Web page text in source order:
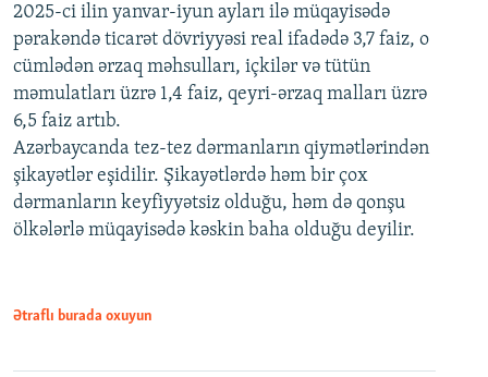
2025-ci ilin yanvar-iyun ayları ilə müqayisədə
pərakəndə ticarət dövriyyəsi real ifadədə 3,7 faiz, o
cümlədən ərzaq məhsulları, içkilər və tütün
məmulatları üzrə 1,4 faiz, qeyri-ərzaq malları üzrə
6,5 faiz artıb.
Azərbaycanda tez-tez dərmanların qiymətlərindən
şikayətlər eşidilir. Şikayətlərdə həm bir çox
dərmanların keyfiyyətsiz olduğu, həm də qonşu
ölkələrlə müqayisədə kəskin baha olduğu deyilir.
Ətraflı burada oxuyun